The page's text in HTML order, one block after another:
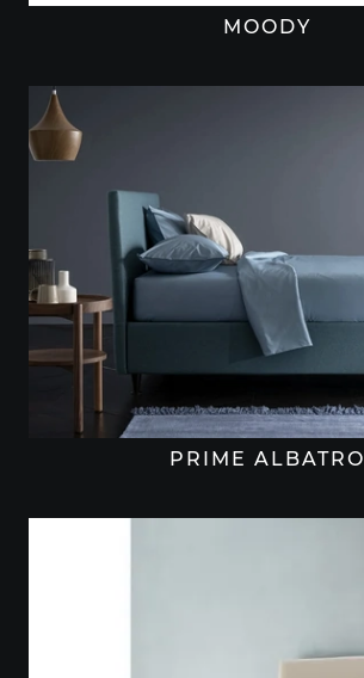
MOODY
PRIME ALBATRO